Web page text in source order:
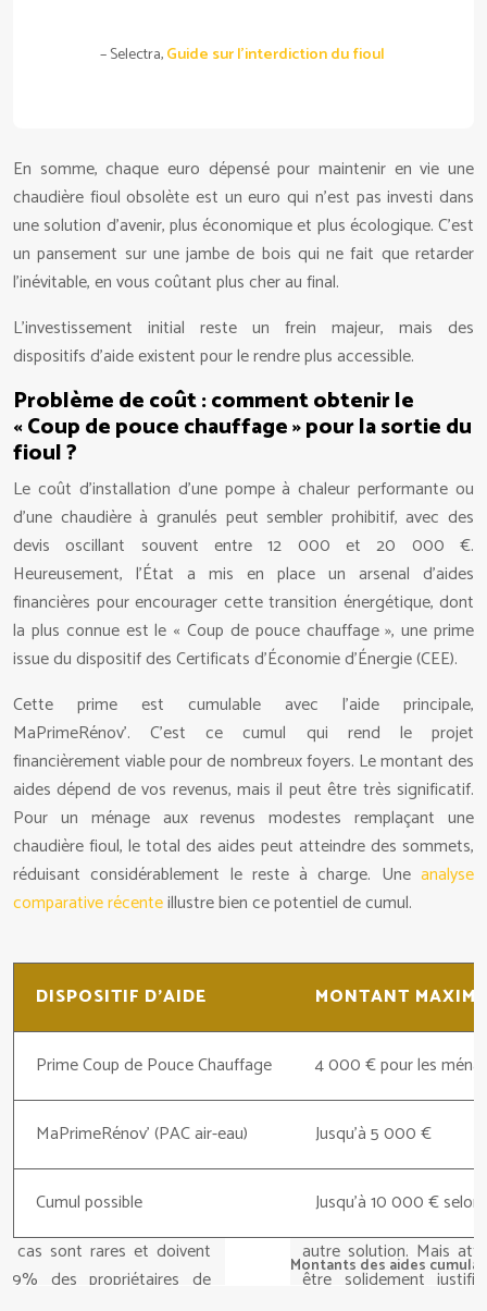
– Selectra,Guide sur l’interdiction du fioul
En somme, chaque euro dépensé pour maintenir en vie une
chaudière fioul obsolète est un euro qui n’est pas investi dans
une solution d’avenir, plus économique et plus écologique. C’est
un pansement sur une jambe de bois qui ne fait que retarder
l’inévitable, en vous coûtant plus cher au final.
L’investissement initial reste un frein majeur, mais des
dispositifs d’aide existent pour le rendre plus accessible.
Problème de coût : comment obtenir le
« Coup de pouce chauffage » pour la sortie du
fioul ?
Le coût d’installation d’une pompe à chaleur performante ou
d’une chaudière à granulés peut sembler prohibitif, avec des
devis oscillant souvent entre 12 000 et 20 000 €.
Heureusement, l’État a mis en place un arsenal d’aides
financières pour encourager cette transition énergétique, dont
la plus connue est le « Coup de pouce chauffage », une prime
issue du dispositif des Certificats d’Économie d’Énergie (CEE).
Cette prime est cumulable avec l’aide principale,
MaPrimeRénov’. C’est ce cumul qui rend le projet
financièrement viable pour de nombreux foyers. Le montant des
aides dépend de vos revenus, mais il peut être très significatif.
Pour un ménage aux revenus modestes remplaçant une
chaudière fioul, le total des aides peut atteindre des sommets,
réduisant considérablement le reste à charge. Une analyse
comparative récenteillustre bien ce potentiel de cumul.
Montants des aides
DISPOSITIF D’AIDE MONTANT
Prime Coup de Pouce Chauffage 4 000 € pour les
MaPrimeRénov’ (PAC air-eau) Jusqu’à 5 000 €
Cumul possible Jusqu’à 10 000 €